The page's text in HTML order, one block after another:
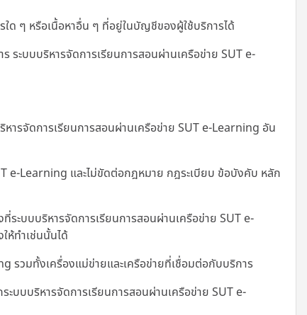
ใด ๆ หรือเนื้อหาอื่น ๆ ที่อยู่ในบัญชีของผู้ใช้บริการได้
ะบบบริหารจัดการเรียนการสอนผ่านเครือข่าย SUT e-
ารจัดการเรียนการสอนผ่านเครือข่าย SUT e-Learning อัน
e-Learning และไม่ขัดต่อกฎหมาย กฎระเบียบ ข้อบังคับ หลัก
ที่ระบบบริหารจัดการเรียนการสอนผ่านเครือข่าย SUT e-
ห้ทำเช่นนั้นได้
รวมทั้งเครื่องแม่ข่ายและเครือข่ายที่เชื่อมต่อกับบริการ
บบบริหารจัดการเรียนการสอนผ่านเครือข่าย SUT e-